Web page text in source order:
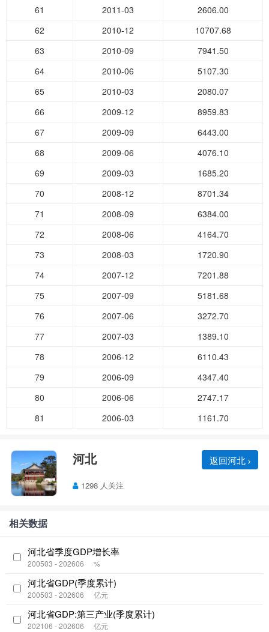
61 2011-03
2606.00
62
2010-12
10707.68
63
2010-09
7941.50
64
2010-06
5107.30
65
2010-03
2080.07
66
2009-12
8959.83
67
2009-09
6443.00
68
2009-06
4076.10
69
2009-03
1685.20
70
2008-12
8701.34
71
2008-09
6384.00
72
2008-06
4164.70
73
2008-03
1720.90
74
2007-12
7201.88
75
2007-09
5181.68
76
2007-06
3272.70
77
2007-03
1389.10
78
2006-12
6110.43
79
2006-09
4347.40
80
2006-06
2747.17
81
2006-03 1161.70
河北 返回河北
1298 人关注
相关数据
河北省季度GDP增长率
200503 - 202606 %
河北省GDP(季度累计)
200503 - 202606 亿元
河北省GDP:第三产业(季度累计)
202106 - 202606 亿元